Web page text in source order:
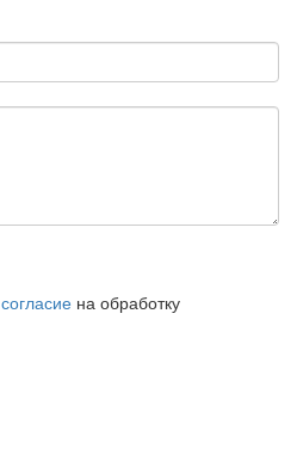
согласие на обработку